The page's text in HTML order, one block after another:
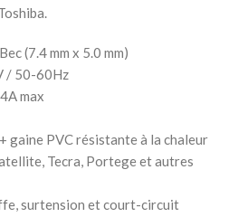
(7.4 mm x 5.0 mm)
/ 50-60Hz
max
gaine PVC résistante à la chaleur
Tecra, Portege et autres
surtension et court-circuit